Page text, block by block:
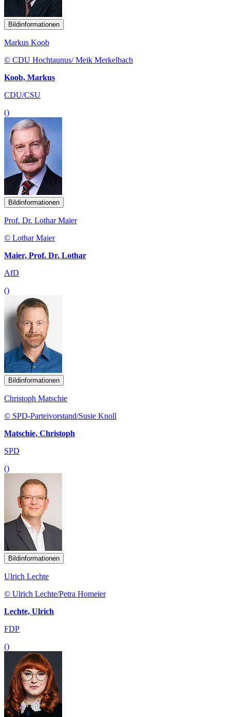
Bildinformationen
Markus Koob
© CDU Hochtaunus/ Meik Merkelbach
Koob, Markus
CDU/CSU
()
Bildinformationen
Prof. Dr. Lothar Maier
© Lothar Maier
Maier, Prof. Dr. Lothar
AfD
()
Bildinformationen
Christoph Matschie
© SPD-Parteivorstand/Susie Knoll
Matschie, Christoph
SPD
()
Bildinformationen
Ulrich Lechte
© Ulrich Lechte/Petra Homeier
Lechte, Ulrich
FDP
()